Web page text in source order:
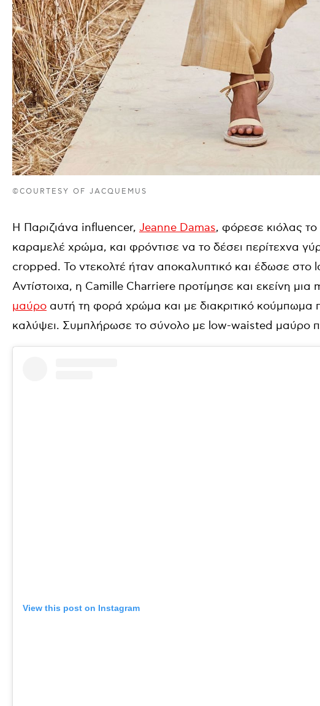
©COURTESY OF JACQUEMUS
Η Παριζιάνα influencer, Jeanne Damas, φόρεσε κιόλας
καραμελέ χρώμα, και φρόντισε να το δέσει περίτεχνα
cropped. Το ντεκολτέ ήταν αποκαλυπτικό και έδωσε στο
Αντίστοιχα, η Camille Charriere προτίμησε και εκείνη
μαύρο αυτή τη φορά χρώμα και με διακριτικό κούμπωμα
καλύψει. Συμπλήρωσε το σύνολο με low-waisted μαύρο
View this post on Instagram